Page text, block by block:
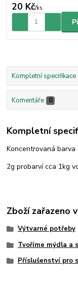
20 Kč/ks
Kompletní specifikace
Komentáře 0
Kompletní
Koncentrovaná
2g probarví cca 1kg
Zboží zařazeno
Výtvarné potřeby
Tvoříme mýdla a
Příslušenství pro